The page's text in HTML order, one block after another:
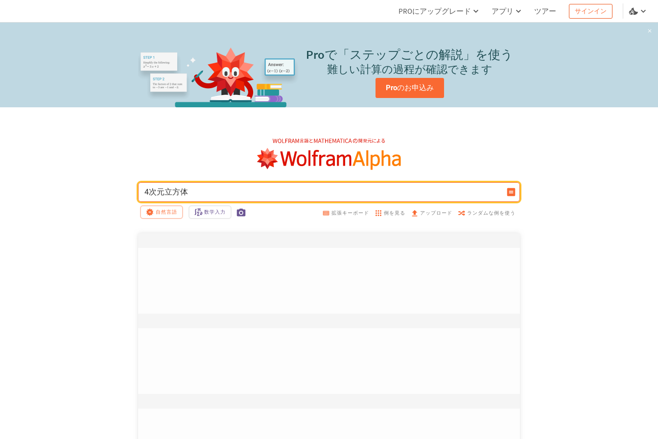
PROにアップグレード アプリ ツアー サインイン
Proで「ステップごとの解説」を使う
難しい計算の過程が確認できます
Proのお申込み
4次元立方体
自然言語 数学入力 拡張キーボード 例を見る アップロード ランダムな例を使う